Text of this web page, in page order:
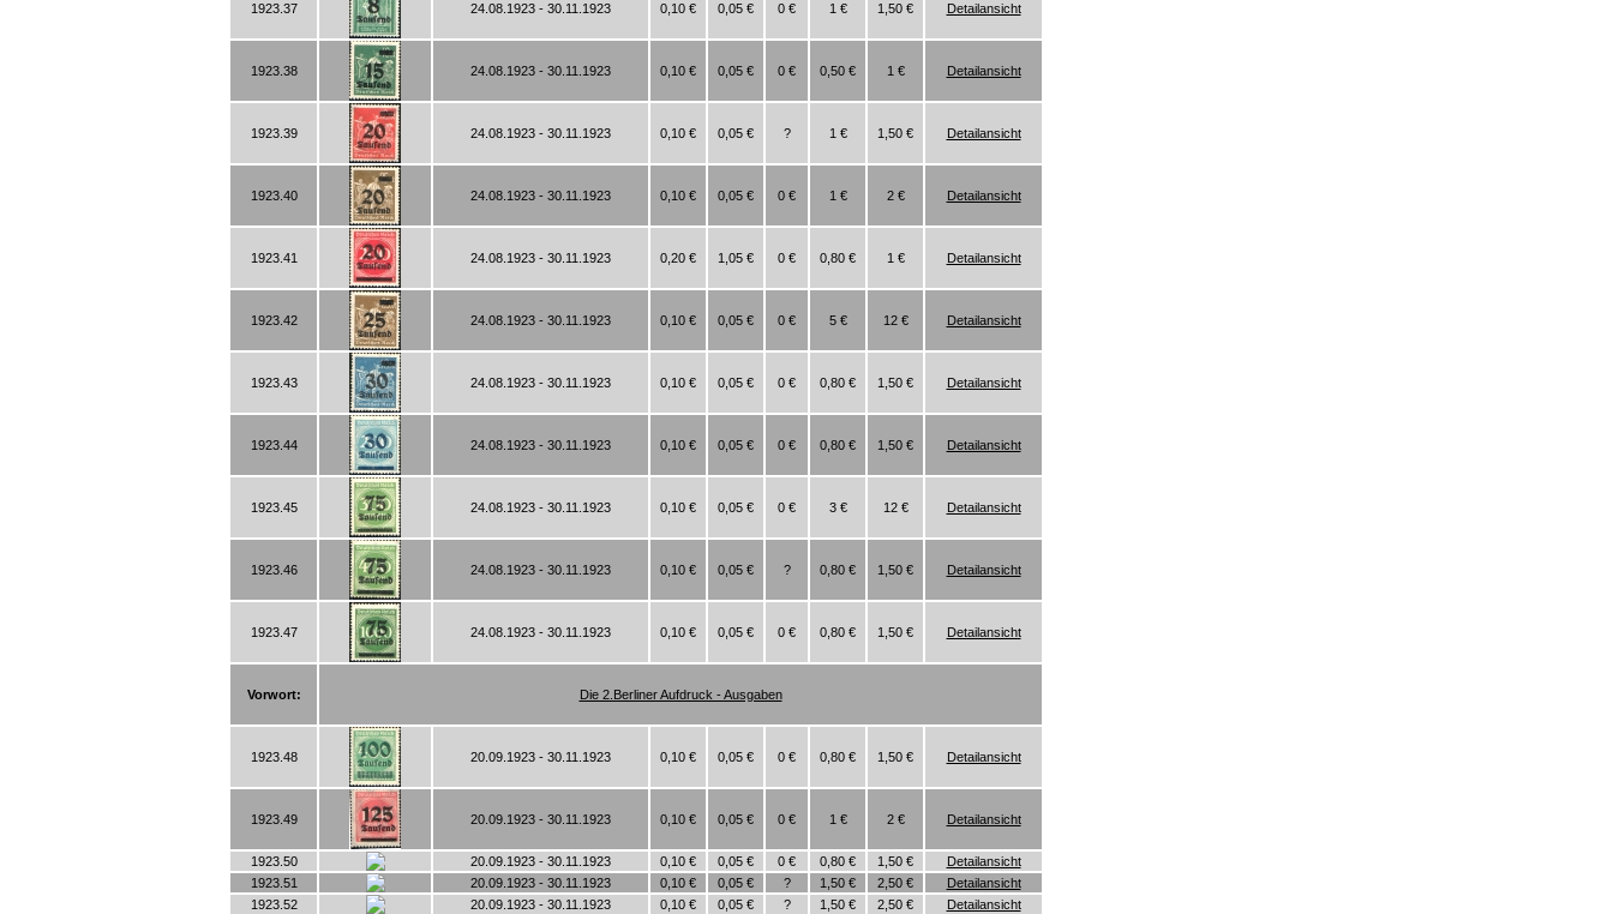
1923.37 24.08.1923 - 30.11.1923 0,10 € 0,05 € 0 € 1 € 1,50 € Detailansicht
1923.38 24.08.1923 - 30.11.1923 0,10 € 0,05 € 0 € 0,50 € 1 € Detailansicht
1923.39 24.08.1923 - 30.11.1923 0,10 € 0,05 € ? 1 € 1,50 € Detailansicht
1923.40 24.08.1923 - 30.11.1923 0,10 € 0,05 € 0 € 1 € 2 € Detailansicht
1923.41 24.08.1923 - 30.11.1923 0,20 € 1,05 € 0 € 0,80 € 1 € Detailansicht
1923.42 24.08.1923 - 30.11.1923 0,10 € 0,05 € 0 € 5 € 12 € Detailansicht
1923.43 24.08.1923 - 30.11.1923 0,10 € 0,05 € 0 € 0,80 € 1,50 € Detailansicht
1923.44 24.08.1923 - 30.11.1923 0,10 € 0,05 € 0 € 0,80 € 1,50 € Detailansicht
1923.45 24.08.1923 - 30.11.1923 0,10 € 0,05 € 0 € 3 € 12 € Detailansicht
1923.46 24.08.1923 - 30.11.1923 0,10 € 0,05 € ? 0,80 € 1,50 € Detailansicht
1923.47 24.08.1923 - 30.11.1923 0,10 € 0,05 € 0 € 0,80 € 1,50 € Detailansicht
Vorwort: Die 2.Berliner Aufdruck - Ausgaben
1923.48 20.09.1923 - 30.11.1923 0,10 € 0,05 € 0 € 0,80 € 1,50 € Detailansicht
1923.49 20.09.1923 - 30.11.1923 0,10 € 0,05 € 0 € 1 € 2 € Detailansicht
1923.50 20.09.1923 - 30.11.1923 0,10 € 0,05 € 0 € 0,80 € 1,50 €
Detailansicht
1923.51
20.09.1923 - 30.11.1923 0,10 € 0,05 € ? 1,50 € 2,50 €
Detailansicht
1923.52
20.09.1923 - 30.11.1923 0,10 € 0,05 € ? 1,50 € 2,50 € Detailansicht